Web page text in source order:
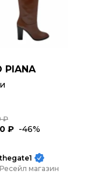
PIANA
₽
₽ -46%
thegate1
Ресейл магазин